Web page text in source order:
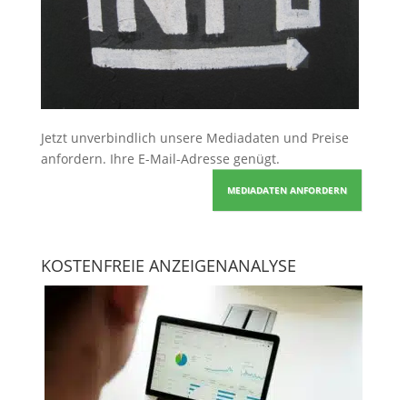
Jetzt unverbindlich unsere Mediadaten und Preise
anfordern. Ihre E-Mail-Adresse genügt.
MEDIADATEN ANFORDERN
KOSTENFREIE ANZEIGENANALYSE